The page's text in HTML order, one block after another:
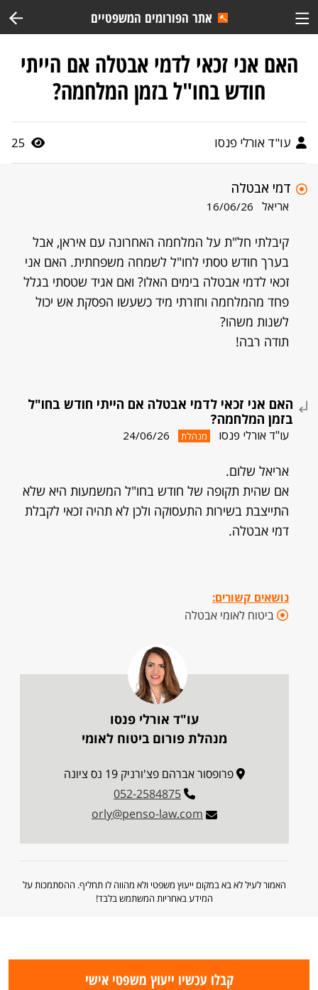
אתר הפורומים המשפטיים
האם אני זכאי לדמי אבטלה אם הייתי
חודש בחו"ל בזמן המלחמה?
עו"ד אורלי פנסו 25
דמי אבטלה
אריאל 16/06/26
קיבלתי חל"ת על המלחמה האחרונה עם איראן, אבל
בערך חודש טסתי לחו"ל לשמחה משפחתית. האם אני
זכאי לדמי אבטלה בימים האלו? ואם אגיד שטסתי בגלל
פחד מהמלחמה וחזרתי מיד כשעשו הפסקת אש יכול
לשנות משהו?
תודה רבה!
האם אני זכאי לדמי אבטלה אם הייתי חודש בחו"ל
בזמן המלחמה?
עו"ד אורלי פנסו מנהלת 24/06/26
אריאל שלום.
אם שהית תקופה של חודש בחו"ל המשמעות היא שלא
התייצבת בשירות התעסוקה ולכן לא תהיה זכאי לקבלת
דמי אבטלה.
נושאים קשורים:
ביטוח לאומי אבטלה
עו"ד אורלי פנסו
מנהלת פורום ביטוח לאומי
פרופסור אברהם פצ'ורניק 19 נס ציונה
052-2584875
orly@penso-law.com
האמור לעיל לא בא במקום ייעוץ משפטי ולא מהווה לו תחליף. ההסתמכות על
המידע באחריות המשתמש בלבד!
קבלו עכשיו ייעוץ משפטי אישי